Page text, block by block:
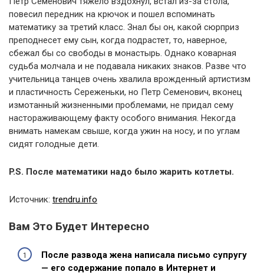
повесил передник на крючок и пошел вспоминать
математику за третий класс. Знал бы он, какой сюрприз
преподнесет ему сын, когда подрастет, то, наверное,
сбежал бы со свободы в монастырь. Однако коварная
судьба молчала и не подавала никаких знаков. Разве что
учительница танцев очень хвалила врожденный артистизм
и пластичность Сереженьки, но Петр Семенович, вконец
измотанный жизненными проблемами, не придал сему
настораживающему факту особого внимания. Некогда
внимать намекам свыше, когда ужин на носу, и по углам
сидят голодные дети.
P.S. После математики надо было жарить котлеты.
Источник: trendru.info
Вам Это Будет Интересно
После развода жена написала письмо супругу
— его содержание попало в Интернет и